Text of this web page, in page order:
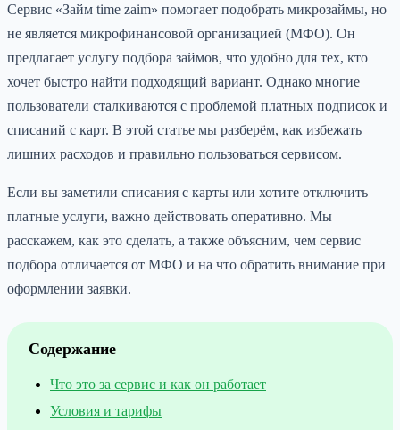
Сервис «Займ time zaim» помогает подобрать микрозаймы, но
не является микрофинансовой организацией (МФО). Он
предлагает услугу подбора займов, что удобно для тех, кто
хочет быстро найти подходящий вариант. Однако многие
пользователи сталкиваются с проблемой платных подписок и
списаний с карт. В этой статье мы разберём, как избежать
лишних расходов и правильно пользоваться сервисом.
Если вы заметили списания с карты или хотите отключить
платные услуги, важно действовать оперативно. Мы
расскажем, как это сделать, а также объясним, чем сервис
подбора отличается от МФО и на что обратить внимание при
оформлении заявки.
Содержание
Что это за сервис и как он работает
Условия и тарифы